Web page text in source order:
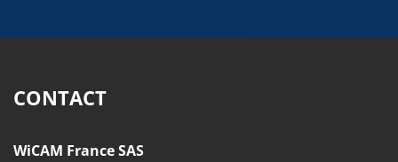
CONTACT
WiCAM France SAS